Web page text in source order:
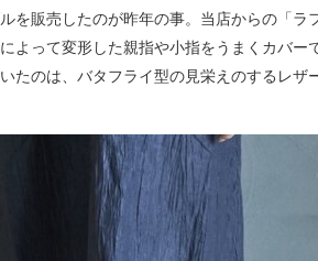
を販売したのが昨年の事。当店からの「ラ
よって変形した親指や小指をうまくカバー
たのは、バタフライ型の見栄えのするレザ